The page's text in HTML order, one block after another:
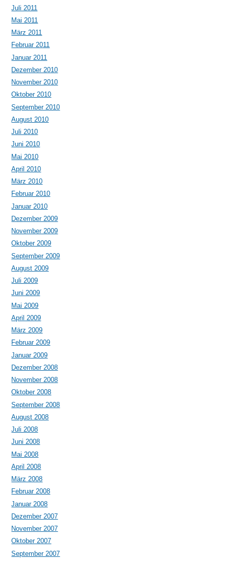
Juli 2011
Mai 2011
März 2011
Februar 2011
Januar 2011
Dezember 2010
November 2010
Oktober 2010
September 2010
August 2010
Juli 2010
Juni 2010
Mai 2010
April 2010
März 2010
Februar 2010
Januar 2010
Dezember 2009
November 2009
Oktober 2009
September 2009
August 2009
Juli 2009
Juni 2009
Mai 2009
April 2009
März 2009
Februar 2009
Januar 2009
Dezember 2008
November 2008
Oktober 2008
September 2008
August 2008
Juli 2008
Juni 2008
Mai 2008
April 2008
März 2008
Februar 2008
Januar 2008
Dezember 2007
November 2007
Oktober 2007
September 2007